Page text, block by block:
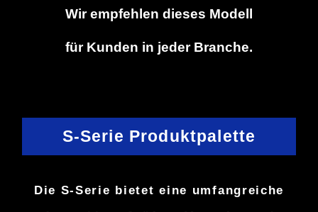
Wir empfehlen dieses Modell
für Kunden in jeder Branche.
S-Serie Produktpalette
Die S-Serie bietet eine umfangreiche